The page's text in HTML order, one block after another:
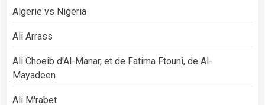
Algerie vs Nigeria
Ali Arrass
Ali Choeib d'Al-Manar, et de Fatima Ftouni, de Al-
Mayadeen
Ali M'rabet